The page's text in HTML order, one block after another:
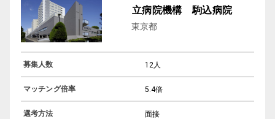
立病院機構 駒込病院
東京都
募集人数 12人
マッチング倍率 5.4倍
選考方法 面接